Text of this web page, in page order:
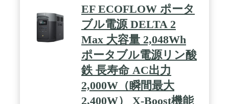
EF ECOFLOW ポータ
ブル電源 DELTA 2
Max 大容量 2,048Wh
ポータブル電源リン酸
鉄 長寿命 AC出力
2,000W（瞬間最大
2,400W） X-Boost機能